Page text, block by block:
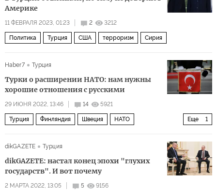
Америке
11 ФЕВРАЛЯ 2023, 01:23 2 3212
Политика Турция США терроризм Сирия
Haber7 Турция
Турки о расширении НАТО: нам нужны
хорошие отношения с русскими
29 ИЮНЯ 2022, 13:46 14 5921
Еще 1
Турция Финляндия Швеция НАТО
dikGAZETE
Турция
dikGAZETE: настал конец эпохи "глухих
государств". И вот почему
2 МАРТА 2022, 13:05 5 9156